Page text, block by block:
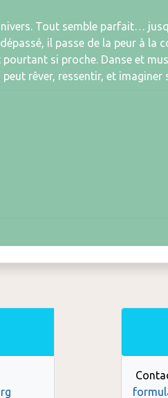
Tout semble parfait…
il passe de la peur à la
si proche. Danse et
rêver, ressentir, et